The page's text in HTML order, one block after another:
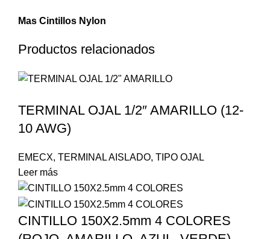
Mas Cintillos Nylon
Productos relacionados
TERMINAL OJAL 1/2″ AMARILLO (12-
10 AWG)
EMECX, TERMINAL AISLADO, TIPO OJAL
Leer más
CINTILLO 150X2.5mm 4 COLORES